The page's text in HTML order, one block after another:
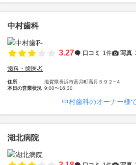
中村歯科
3.27 口コミ 1件 写真
歯科・歯医者
住所
滋賀県長浜市高月町高月５９２−４
本日の営業状況 9:00〜16:30
中村歯科のオーナー様
湖北病院